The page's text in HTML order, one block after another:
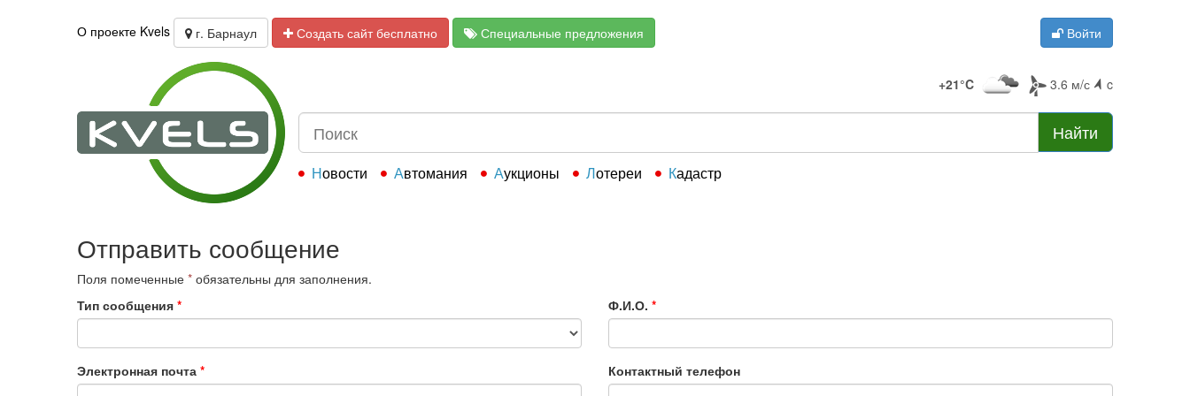
О проекте Kvels г. Барнаул Создать сайт бесплатно Специальные предложения Войти
+21°C 3.6 м/с c
Найти
Новости Автомания Аукционы Лотереи Кадастр
Отправить сообщение
Поля помеченные * обязательны для заполнения.
Тип сообщения * Ф.И.О. *
Электронная почта * Контактный телефон